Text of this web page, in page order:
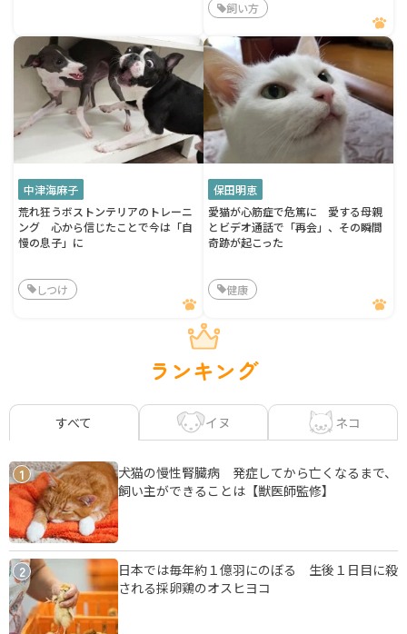
飼い方
中津海麻子
荒れ狂うボストンテリアのトレーニ
ング 心から信じたことで今は「自
慢の息子」に
しつけ
保田明恵
愛猫が心筋症で危篤に 愛する母親
とビデオ通話で「再会」、その瞬間
奇跡が起こった
健康
ランキング
すべて イヌ ネコ
1
犬猫の慢性腎臓病 発症してから亡くなるまで、
飼い主ができることは【獣医師監修】
2
日本では毎年約１億羽にのぼる 生後１日目に殺
される採卵鶏のオスヒヨコ